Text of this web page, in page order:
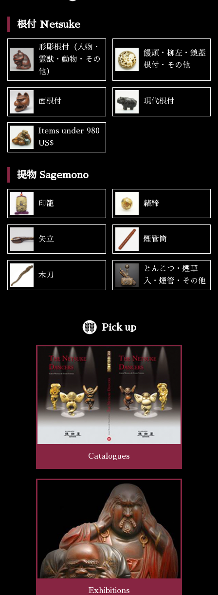
根付 Netsuke
形彫根付（人物・
霊獣・動物・その
他）
饅頭・柳左・鏡蓋
根付・その他
面根付 現代根付
Items under 980
US$
提物 Sagemono
印籠 緒締
矢立 煙管筒
木刀
とんこつ・煙草
入・煙管・その他
Pick up
Catalogues
Exhibitions